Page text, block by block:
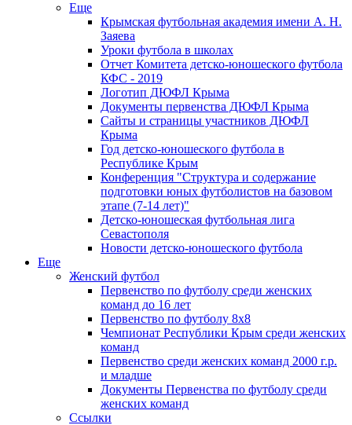
Еще
Крымская футбольная академия имени А. Н.
Заяева
Уроки футбола в школах
Отчет Комитета детско-юношеского футбола
КФС - 2019
Логотип ДЮФЛ Крыма
Документы первенства ДЮФЛ Крыма
Сайты и страницы участников ДЮФЛ
Крыма
Год детско-юношеского футбола в
Республике Крым
Конференция "Структура и содержание
подготовки юных футболистов на базовом
этапе (7-14 лет)"
Детско-юношеская футбольная лига
Севастополя
Новости детско-юношеского футбола
Еще
Женский футбол
Первенство по футболу среди женских
команд до 16 лет
Первенство по футболу 8х8
Чемпионат Республики Крым среди женских
команд
Первенство среди женских команд 2000 г.р.
и младше
Документы Первенства по футболу среди
женских команд
Ссылки